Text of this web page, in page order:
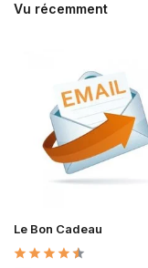
Vu récemment
Le Bon Cadeau